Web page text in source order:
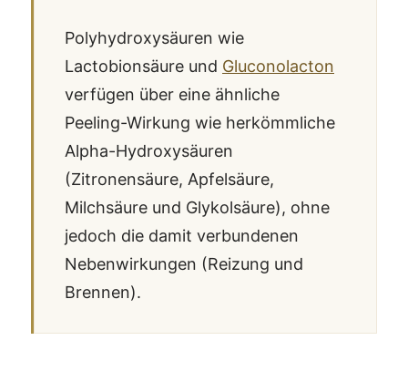
Polyhydroxysäuren wie
Lactobionsäure und Gluconolacton
verfügen über eine ähnliche
Peeling-Wirkung wie herkömmliche
Alpha-Hydroxysäuren
(Zitronensäure, Apfelsäure,
Milchsäure und Glykolsäure), ohne
jedoch die damit verbundenen
Nebenwirkungen (Reizung und
Brennen).